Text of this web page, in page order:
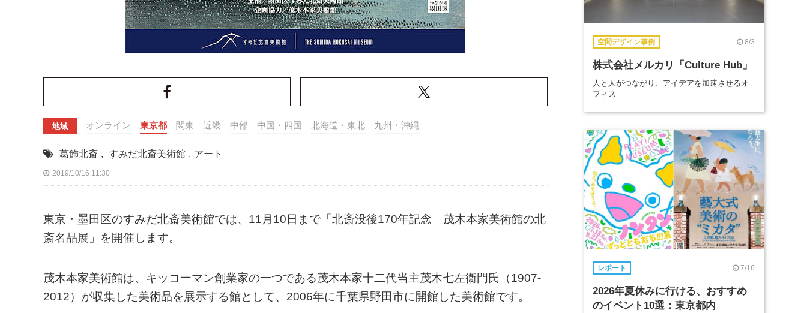
地域 オンライン 東京都 関東 近畿 中部 中国・四国 北海道・東北 九州・沖縄
葛飾北斎 , すみだ北斎美術館 , アート
2019/10/16 11:30
東京・墨田区のすみだ北斎美術館では、11月10日まで「北斎没後170年記念 茂木本家美術館の北
斎名品展」を開催します。
茂木本家美術館は、キッコーマン創業家の一つである茂木本家十二代当主茂木七左衞門氏（1907-
2012）が収集した美術品を展示する館として、2006年に千葉県野田市に開館した美術館です。
空間デザイン事例 8/3
株式会社メルカリ「Culture Hub」
人と人がつながり、アイデアを加速させるオ
フィス
レポート 7/16
2026年夏休みに行ける、おすすめ
のイベント10選：東京都内